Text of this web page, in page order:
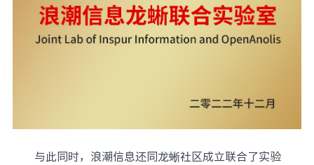
与此同时，浪潮信息还同龙蜥社区成立联合了实验